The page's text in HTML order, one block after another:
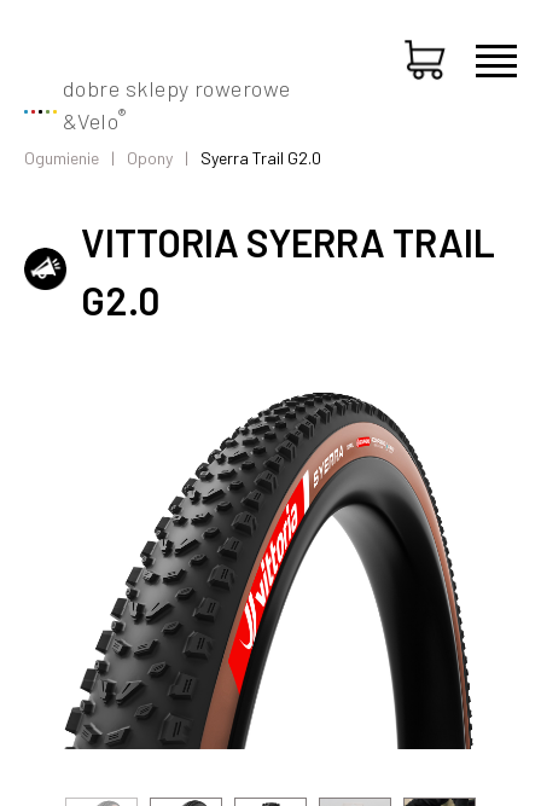
dobre sklepy rowerowe
&Velo®
Ogumienie Opony Syerra Trail G2.0
VITTORIA SYERRA TRAIL
G2.0